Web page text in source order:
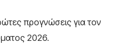
προγνώσεις για τον
2026.